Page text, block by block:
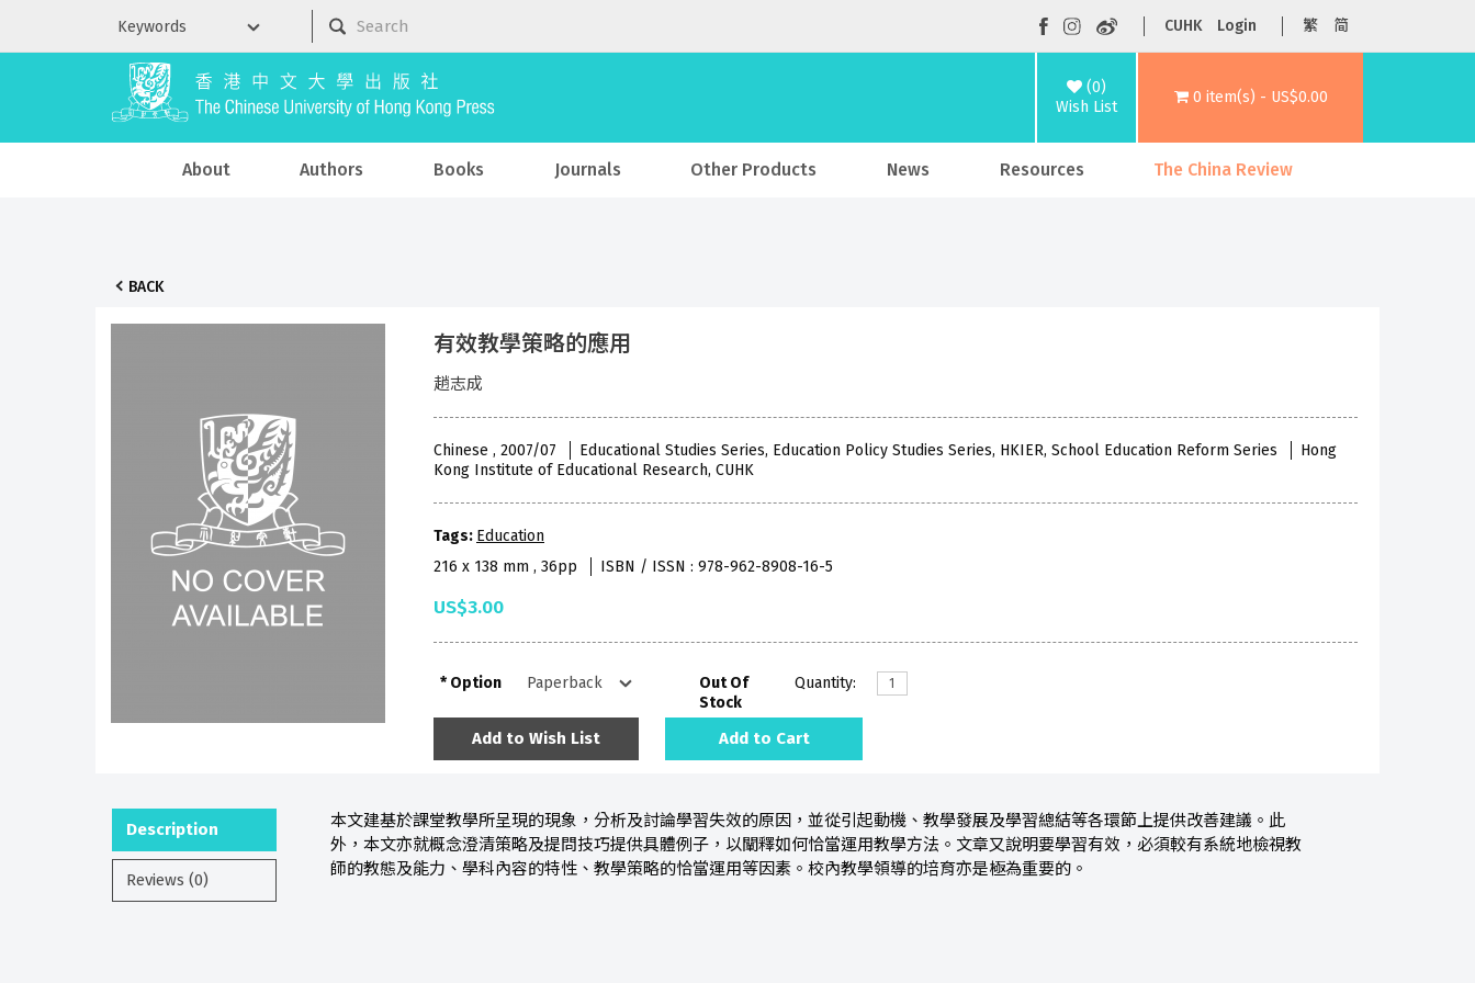
CUHK Login 繁 简
(0)
Wish List
0 item(s) - US$0.00
About Authors Books Journals Other Products News Resources The China Review
BACK
有效教學策略的應用
趙志成
Chinese , 2007/07 Educational Studies Series, Education Policy Studies Series, HKIER, School Education Reform Series
Hong
Kong Institute of Educational Research, CUHK
Tags: Education
216 x 138 mm , 36pp
ISBN / ISSN : 978-962-8908-16-5
US$3.00
Option
Out Of
Stock
Quantity:
Add to Wish List Add to Cart
Description
Reviews (0)
本文建基於課堂教學所呈現的現象，分析及討論學習失效的原因，並從引起動機、教學發展及學習總結等各環節上提供改善建議。此
外，本文亦就概念澄清策略及提問技巧提供具體例子，以闡釋如何恰當運用教學方法。文章又說明要學習有效，必須較有系統地檢視教
師的教態及能力、學科內容的特性、教學策略的恰當運用等因素。校內教學領導的培育亦是極為重要的。